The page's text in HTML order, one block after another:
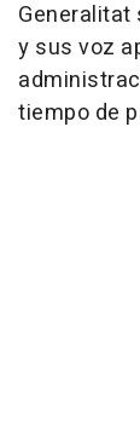
Generalitat
y sus voz
tiempo de